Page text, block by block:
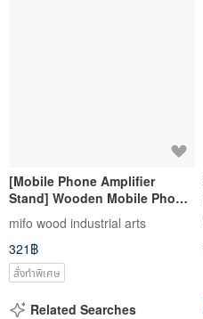
[Mobile Phone Amplifier
Stand] Wooden Mobile Phone
Holder
mifo wood industrial arts
321฿
สั่งทำพิเศษ
Related Searches